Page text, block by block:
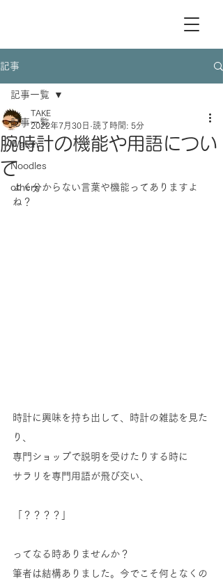
記事
記事一覧
Watch
Noodles
others
記事一覧
腕時計の機能や用語につい
て
TAKE
2022年7月30日 読了時間: 5分
よく分からない言葉や機能ってありますよ
ね？
時計に興味を持ち出して、時計の雑誌を見た
り、
専門ショップで説明を受けたりする時に
サラリを専門用語が飛び交い、
「？？？？」
ってなる時ありませんか？
筆者は結構ありました。今でこそ何となくの